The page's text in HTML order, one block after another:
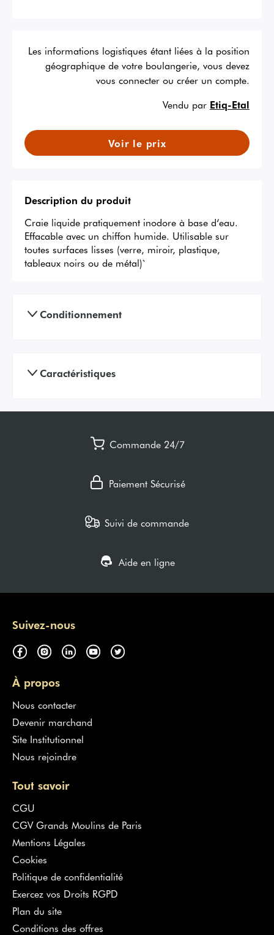
Les informations logistiques étant liées à la position
géographique de votre boulangerie, vous devez
vous connecter ou créer un compte.
Vendu par Etiq-Etal
Voir le prix
Description du produit
Craie liquide pratiquement inodore à base d‘eau.
Effacable avec un chiffon humide. Utilisable sur
toutes surfaces lisses (verre, miroir, plastique,
tableaux noirs ou de métal)`
Conditionnement
Caractéristiques
Commande 24/7
Paiement Sécurisé
Suivi de commande
Aide en ligne
Suivez-nous
À propos
Nous contacter
Devenir marchand
Site Institutionnel
Nous rejoindre
Tout savoir
CGU
CGV Grands Moulins de Paris
Mentions Légales
Cookies
Politique de confidentialité
Exercez vos Droits RGPD
Plan du site
Conditions des offres